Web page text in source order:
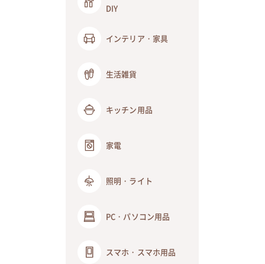
DIY
インテリア・家具
生活雑貨
キッチン用品
家電
照明・ライト
PC・パソコン用品
スマホ・スマホ用品